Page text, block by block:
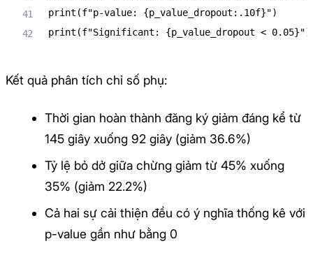
print (f"p-value: {p_value_dropout : .10f}")
print (f"Significant: {p_value_dropout < 0.05}")
Kết quả phân tích chỉ số phụ:
Thời gian hoàn thành đăng ký giảm đáng kể từ
145 giây xuống 92 giây (giảm 36.6%)
Tỷ lệ bỏ dở giữa chừng giảm từ 45% xuống
35% (giảm 22.2%)
Cả hai sự cải thiện đều có ý nghĩa thống kê với
p-value gần như bằng 0